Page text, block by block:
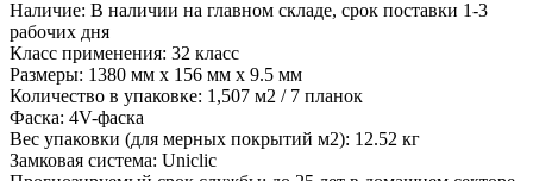
Наличие: В наличии на главном складе, срок поставки 1-3
рабочих дня
Класс применения: 32 класс
Размеры: 1380 мм х 156 мм х 9.5 мм
Количество в упаковке: 1,507 м2 / 7 планок
Фаска: 4V-фаска
Вес упаковки (для мерных покрытий м2): 12.52 кг
Замковая система: Uniclic